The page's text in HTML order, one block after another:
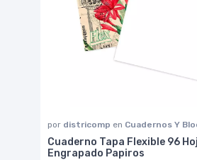
por districomp en Cuadernos Y
Cuaderno Tapa Flexible 96
Engrapado Papiros